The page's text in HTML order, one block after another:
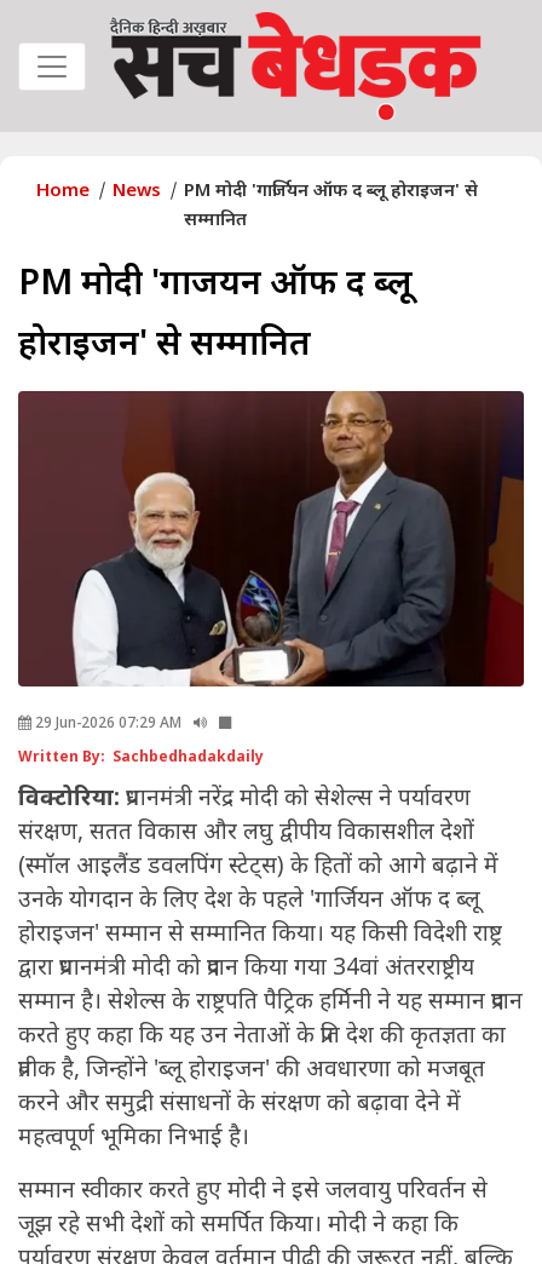
Home News
PM मोदी 'गार्जियन ऑफ द ब्लू होराइजन' से
सम्मानित
PM मोदी 'गार्जियन ऑफ द ब्लू
होराइजन' से सम्मानित
29 Jun-2026 07:29 AM
Written By: Sachbedhadakdaily
विक्टोरिया: प्रधानमंत्री नरेंद्र मोदी को सेशेल्स ने पर्यावरण
संरक्षण, सतत विकास और लघु द्वीपीय विकासशील देशों
(स्मॉल आइलैंड डवलपिंग स्टेट्स) के हितों को आगे बढ़ाने में
उनके योगदान के लिए देश के पहले 'गार्जियन ऑफ द ब्लू
होराइजन' सम्मान से सम्मानित किया। यह किसी विदेशी राष्ट्र
द्वारा प्रधानमंत्री मोदी को प्रदान किया गया 34वां अंतरराष्ट्रीय
सम्मान है। सेशेल्स के राष्ट्रपति पैट्रिक हर्मिनी ने यह सम्मान प्रदान
करते हुए कहा कि यह उन नेताओं के प्रति देश की कृतज्ञता का
प्रतीक है, जिन्होंने 'ब्लू होराइजन' की अवधारणा को मजबूत
करने और समुद्री संसाधनों के संरक्षण को बढ़ावा देने में
महत्वपूर्ण भूमिका निभाई है।
सम्मान स्वीकार करते हुए मोदी ने इसे जलवायु परिवर्तन से
जूझ रहे सभी देशों को समर्पित किया। मोदी ने कहा कि
पर्यावरण संरक्षण केवल वर्तमान पीढ़ी की जरूरत नहीं, बल्कि